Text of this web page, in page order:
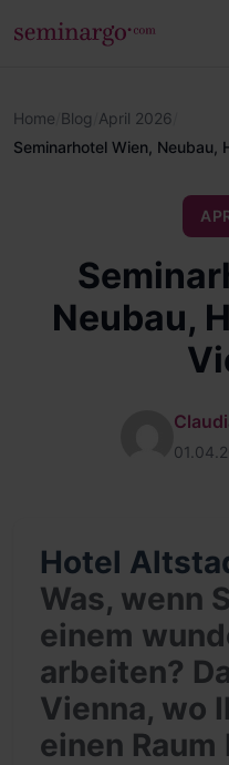
Home Blog April 2026
Seminarhotel Wien, Neubau,
Neubau,
Hotel
Was, wenn
einem
arbeiten?
Vienna, wo
einen